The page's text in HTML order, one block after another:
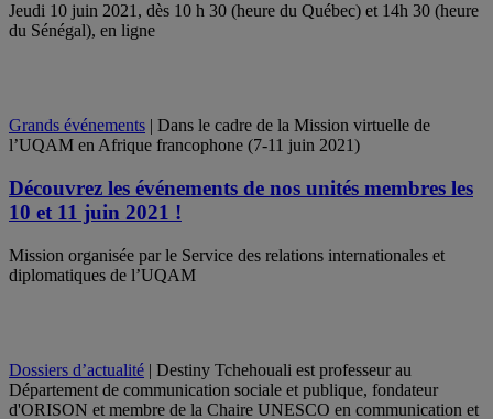
Jeudi 10 juin 2021, dès 10 h 30 (heure du Québec) et 14h 30 (heure
du Sénégal), en ligne
Grands événements | Dans le cadre de la Mission virtuelle de
l’UQAM en Afrique francophone (7-11 juin 2021)
Découvrez les événements de nos unités membres les
10 et 11 juin 2021 !
Mission organisée par le Service des relations internationales et
diplomatiques de l’UQAM
Dossiers d’actualité | Destiny Tchehouali est professeur au
Département de communication sociale et publique, fondateur
d'ORISON et membre de la Chaire UNESCO en communication et